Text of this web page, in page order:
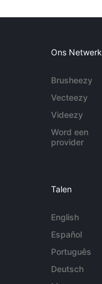
Ons Netwerk
Brusheezy
Vecteezy
Videezy
Word een
provider
Talen
English
Español
Português
Deutsch